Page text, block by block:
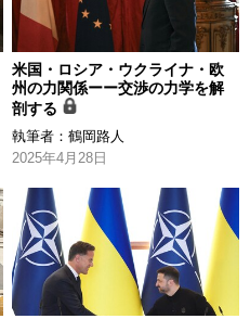
米国・ロシア・ウクライナ・欧
州の力関係ーー交渉の力学を解
剖する
執筆者：鶴岡路人
2025年4月28日